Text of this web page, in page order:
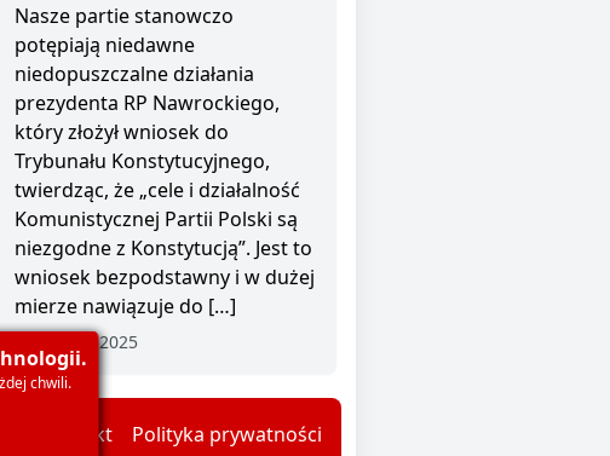
Nasze partie stanowczo
potępiają niedawne
niedopuszczalne działania
prezydenta RP Nawrockiego,
który złożył wniosek do
Trybunału Konstytucyjnego,
twierdząc, że „cele i działalność
Komunistycznej Partii Polski są
niezgodne z Konstytucją”. Jest to
wniosek bezpodstawny i w dużej
mierze nawiązuje do […]
1 grudnia 2025
Kontakt Polityka prywatności
chwili.